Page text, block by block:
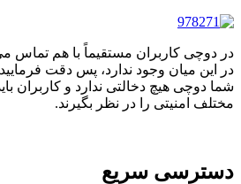
در دوچی کاربران مستقیماً با هم تماس
در این میان وجود ندارد، پس دقت
شما دوچی هیچ دخالتی ندارد و کاربران
مختلف امنیتی را در نظر بگیرند.
دسترسی سریع